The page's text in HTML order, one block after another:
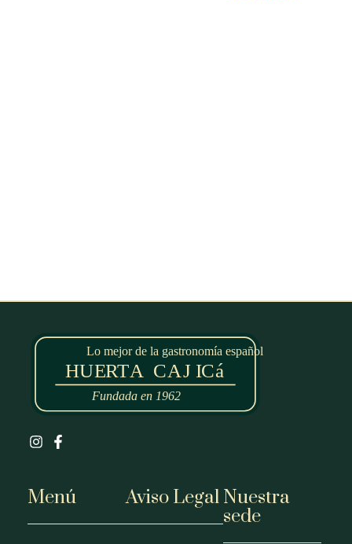
Menú Aviso Legal Nuestra
sede